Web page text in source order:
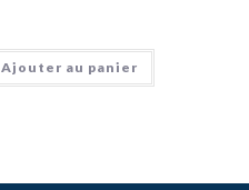
Ajouter au panier